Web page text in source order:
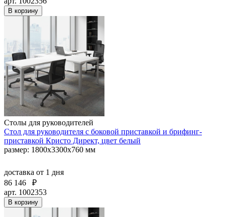
В корзину
Столы для руководителей
Стол для руководителя с боковой приставкой и брифинг-
приставкой Кристо Директ, цвет белый
размер: 1800х3300х760 мм
доставка от 1 дня
86 146
₽
арт. 1002353
В корзину